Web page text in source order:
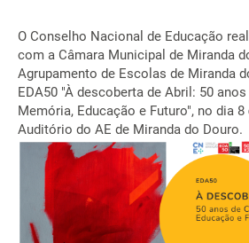
O Conselho Nacional de Educação
com a Câmara Municipal de Miranda
Agrupamento de Escolas de Miranda
EDA50 "À descoberta de Abril: 50
Memória, Educação e Futuro", no dia 8
Auditório do AE de Miranda do Douro.